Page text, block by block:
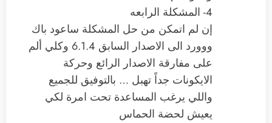
4- المشكلة الرابعه
إن لم اتمكن من حل المشكلة ساعود باك
ووورد الى الاصدار السابق 6.1.4 وكلي ألم
على مفارقة الاصدار الرائع وحركة
الايكونات جداً تهبل … بالتوفيق للجميع
واللي يرغب المساعدة تحت امرة لكي
يعيش لحضة الحماس